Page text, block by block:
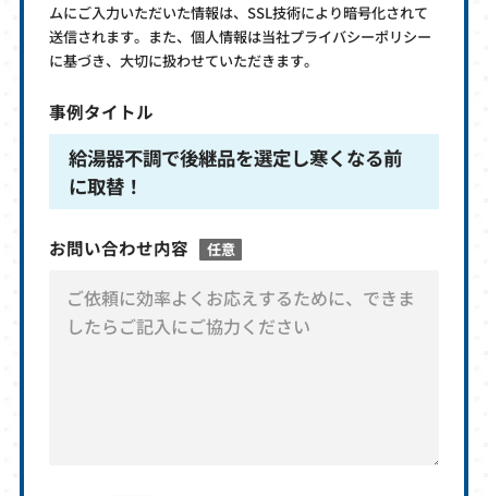
ムにご入力いただいた情報は、SSL技術により暗号化されて
送信されます。また、個人情報は当社プライバシーポリシー
に基づき、大切に扱わせていただきます。
事例タイトル
給湯器不調で後継品を選定し寒くなる前
に取替！
お問い合わせ内容 任意